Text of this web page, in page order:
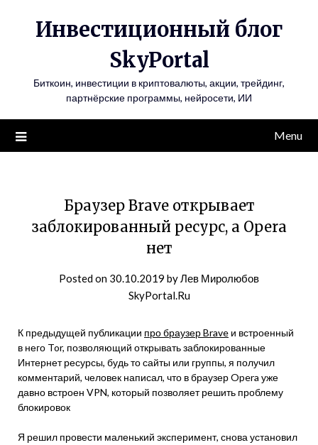
Инвестиционный блог
SkyPortal
Биткоин, инвестиции в криптовалюты, акции, трейдинг,
партнёрские программы, нейросети, ИИ
Menu
Браузер Brave открывает
заблокированный ресурс, а Opera
нет
Posted on 30.10.2019 byЛев Миролюбов
SkyPortal.Ru
К предыдущей публикации про браузер Brave и встроенный
в него Tor, позволяющий открывать заблокированные
Интернет ресурсы, будь то сайты или группы, я получил
комментарий, человек написал, что в браузер Opera уже
давно встроен VPN, который позволяет решить проблему
блокировок
Я решил провести маленький эксперимент, снова установил